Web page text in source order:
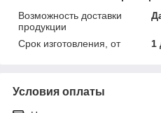
Возможность доставки
продукции
Срок изготовления, от 1
Условия оплаты